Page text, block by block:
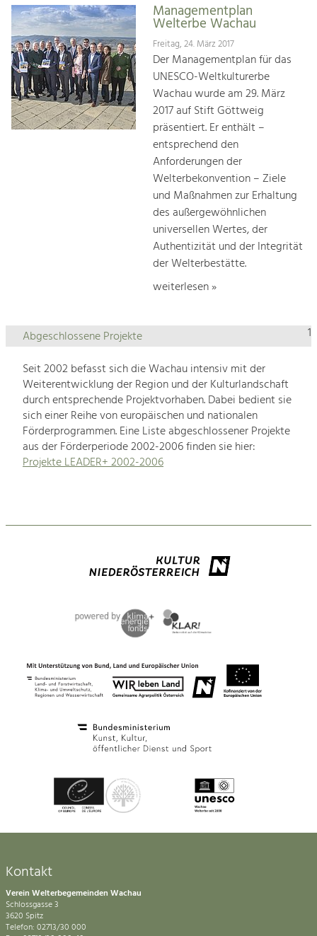
Managementplan
Welterbe Wachau
Freitag, 24. März 2017
Der Managementplan für das
UNESCO-Weltkulturerbe
Wachau wurde am 29. März
2017 auf Stift Göttweig
präsentiert. Er enthält –
entsprechend den
Anforderungen der
Welterbekonvention – Ziele
und Maßnahmen zur Erhaltung
des außergewöhnlichen
universellen Wertes, der
Authentizität und der Integrität
der Welterbestätte.
weiterlesen »
1
Abgeschlossene Projekte
Seit 2002 befasst sich die Wachau intensiv mit der
Weiterentwicklung der Region und der Kulturlandschaft
durch entsprechende Projektvorhaben. Dabei bedient sie
sich einer Reihe von europäischen und nationalen
Förderprogrammen. Eine Liste abgeschlossener Projekte
aus der Förderperiode 2002-2006 finden sie hier:
Projekte LEADER+ 2002-2006
Kontakt
Verein Welterbegemeinden Wachau
Schlossgasse 3
3620 Spitz
Telefon: 02713/30 000